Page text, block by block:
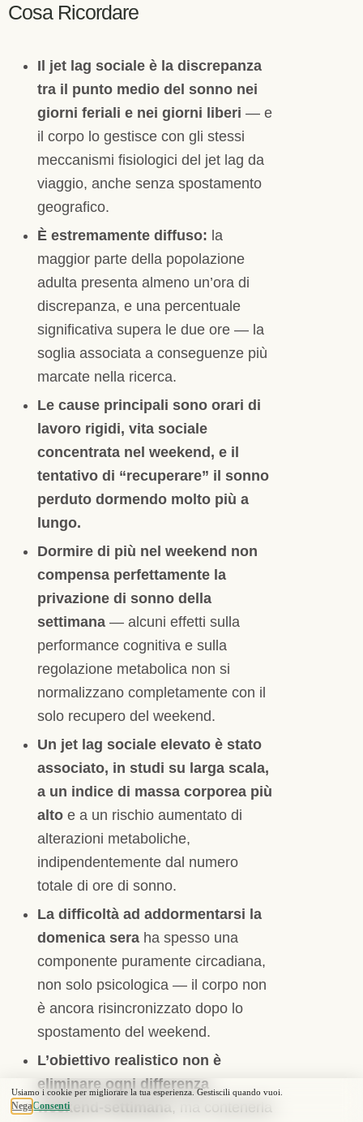
Cosa Ricordare
Il jet lag sociale è la discrepanza
tra il punto medio del sonno nei
giorni feriali e nei giorni liberi — e
il corpo lo gestisce con gli stessi
meccanismi fisiologici del jet lag da
viaggio, anche senza spostamento
geografico.
È estremamente diffuso: la
maggior parte della popolazione
adulta presenta almeno un’ora di
discrepanza, e una percentuale
significativa supera le due ore — la
soglia associata a conseguenze più
marcate nella ricerca.
Le cause principali sono orari di
lavoro rigidi, vita sociale
concentrata nel weekend, e il
tentativo di “recuperare” il sonno
perduto dormendo molto più a
lungo.
Dormire di più nel weekend non
compensa perfettamente la
privazione di sonno della
settimana — alcuni effetti sulla
performance cognitiva e sulla
regolazione metabolica non si
normalizzano completamente con il
solo recupero del weekend.
Un jet lag sociale elevato è stato
associato, in studi su larga scala,
a un indice di massa corporea più
alto e a un rischio aumentato di
alterazioni metaboliche,
indipendentemente dal numero
totale di ore di sonno.
La difficoltà ad addormentarsi la
domenica sera ha spesso una
componente puramente circadiana,
non solo psicologica — il corpo non
è ancora risincronizzato dopo lo
spostamento del weekend.
L’obiettivo realistico non è
eliminare ogni differenza
weekend-settimana , ma contenerla